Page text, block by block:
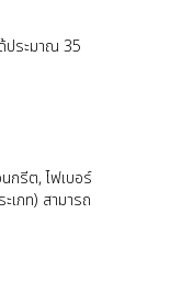
ประมาณ 35
กรีต, ไฟเบอร์
เภท) สามารถ